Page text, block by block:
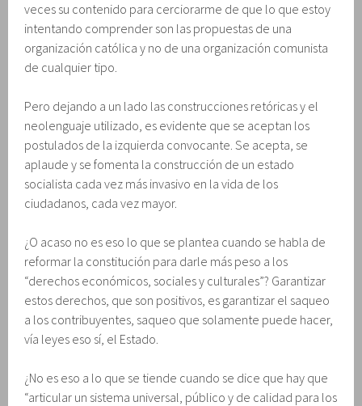
veces su contenido para cerciorarme de que lo que estoy
intentando comprender son las propuestas de una
organización católica y no de una organización comunista
de cualquier tipo.
Pero dejando a un lado las construcciones retóricas y el
neolenguaje utilizado, es evidente que se aceptan los
postulados de la izquierda convocante. Se acepta, se
aplaude y se fomenta la construcción de un estado
socialista cada vez más invasivo en la vida de los
ciudadanos, cada vez mayor.
¿O acaso no es eso lo que se plantea cuando se habla de
reformar la constitución para darle más peso a los
“derechos económicos, sociales y culturales”? Garantizar
estos derechos, que son positivos, es garantizar el saqueo
a los contribuyentes, saqueo que solamente puede hacer,
vía leyes eso sí, el Estado.
¿No es eso a lo que se tiende cuando se dice que hay que
“articular un sistema universal, público y de calidad para los